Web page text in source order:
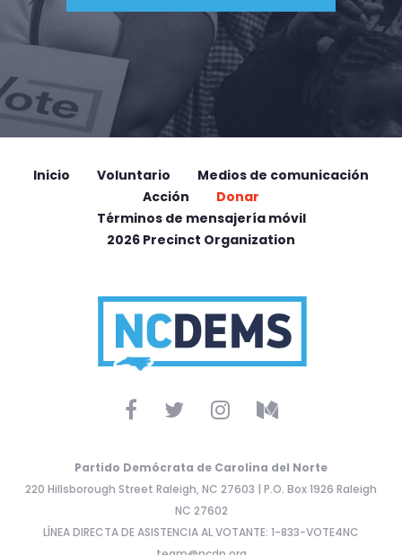
Inicio Voluntario
Medios de comunicación
Acción
Donar
Términos de mensajería móvil
2026 Precinct Organization
Partido Demócrata de Carolina del Norte
220 Hillsborough Street Raleigh, NC 27603 | P.O. Box 1926 Raleigh
NC 27602
LÍNEA DIRECTA DE ASISTENCIA AL VOTANTE: 1-833-VOTE4NC